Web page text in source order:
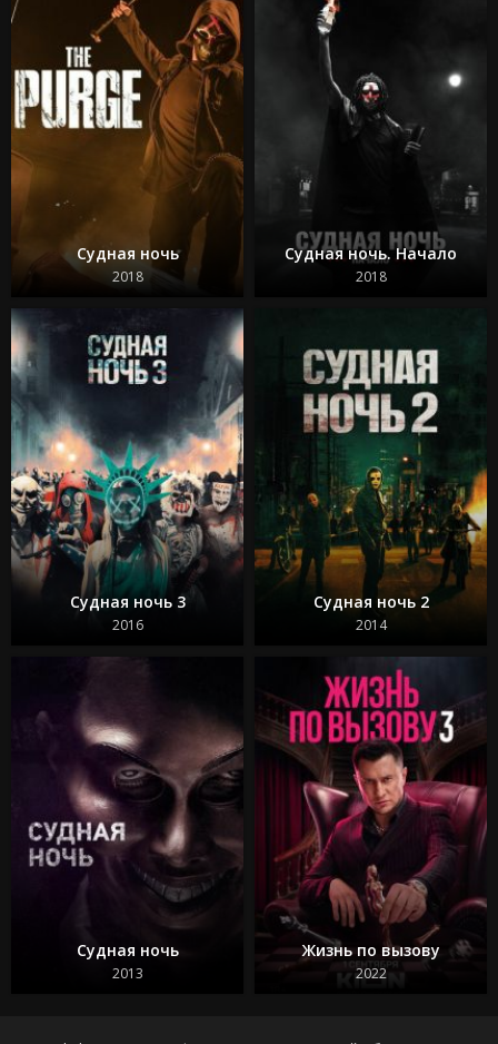
Судная ночь
2018
Судная ночь. Начало
2018
Судная ночь 3
2016
Судная ночь 2
2014
Судная ночь
2013
Жизнь по вызову
2022